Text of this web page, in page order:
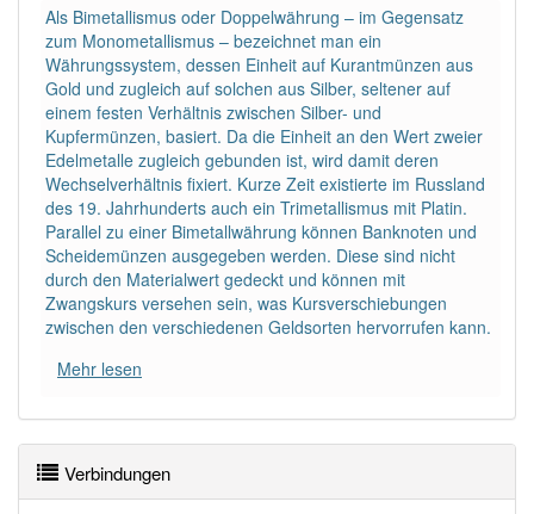
DIE:11 043
DAS:2Ausnahmen Beispiele
PowerIndex:2
Häufigkeit: 2 von 10
Wörter mit Endung-doppelwährung: 1
Wörter mit Endung -doppelwährungaber mit einem
anderen Artikeldie: 0
korrekt erraten.
Als Bimetallismus oder Doppelwährung – im Gegensatz
zum Monometallismus – bezeichnet man ein
Währungssystem, dessen Einheit auf Kurantmünzen aus
Gold und zugleich auf solchen aus Silber, seltener auf
einem festen Verhältnis zwischen Silber- und
Kupfermünzen, basiert. Da die Einheit an den Wert zweier
Edelmetalle zugleich gebunden ist, wird damit deren
Wechselverhältnis fixiert. Kurze Zeit existierte im Russland
des 19. Jahrhunderts auch ein Trimetallismus mit Platin.
Parallel zu einer Bimetallwährung können Banknoten und
Scheidemünzen ausgegeben werden. Diese sind nicht
durch den Materialwert gedeckt und können mit
Zwangskurs versehen sein, was Kursverschiebungen
zwischen den verschiedenen Geldsorten hervorrufen kann.
Mehr lesen
Verbindungen